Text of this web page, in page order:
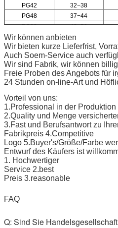
PG42
32−38
PG48
37−44
PG63
42−50
Wir können anbieten
Wir bieten kurze Lieferfrist,
Auch Soem-Service auch
Wir sind Fabrik, wir können
Freie Proben des Angebots für
24 Stunden on-line-Art und
Vorteil von uns:
1.Professional in der
2.Quality und Menge
3.Fast und Berufsantwort zu
Fabrikpreis 4.Competitive
Logo 5.Buyer's/Größe/Farbe
Entwurf des Käufers ist
1. Hochwertiger
Service 2.best
Preis 3.reasonable
FAQ
Q: Sind Sie